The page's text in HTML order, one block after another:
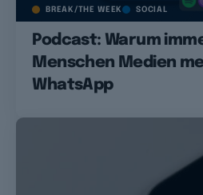
BREAK/THE WEEK SOCIAL
Podcast: Warum
Menschen Medien
WhatsApp